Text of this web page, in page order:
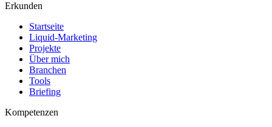
Erkunden
Startseite
Liquid-Marketing
Projekte
Über mich
Branchen
Tools
Briefing
Kompetenzen